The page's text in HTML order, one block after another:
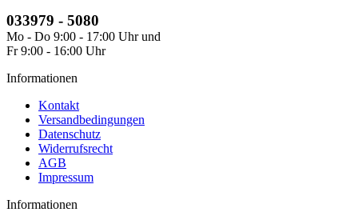
033979 - 5080
Mo - Do 9:00 - 17:00 Uhr und
Fr 9:00 - 16:00 Uhr
Informationen
Kontakt
Versandbedingungen
Datenschutz
Widerrufsrecht
AGB
Impressum
Informationen